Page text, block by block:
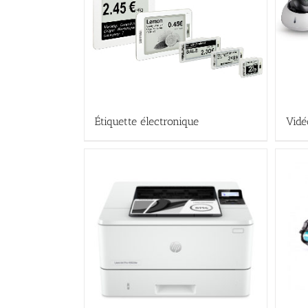
Étiquette électronique